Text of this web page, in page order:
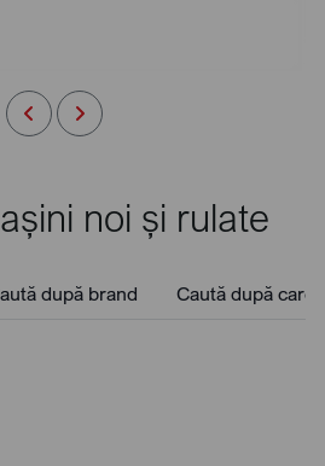
noi și rulate
după brand Caută după